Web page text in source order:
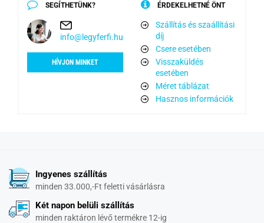
SEGÍTHETÜNK?
info@legyferfi.hu
HÍVJON MINKET
ÉRDEKELHETNÉ ÖNT
Szállítás és szaállítási
díj
Csere esetében
Visszaküldés
esetében
Méret táblázat
Hasznos információk
Ingyenes szállítás
minden 33.000,-Ft feletti vásárlásra
Két napon belüli szállítás
minden raktáron lévő termékre 12-ig